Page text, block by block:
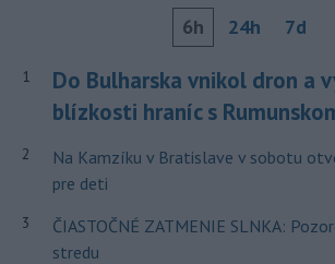
6h 24h 7d
1
Do Bulharska vnikol dron a
blízkosti hraníc s
2
Na Kamzíku v Bratislave v sobotu
pre deti
3
ČIASTOČNÉ ZATMENIE SLNKA:
stredu